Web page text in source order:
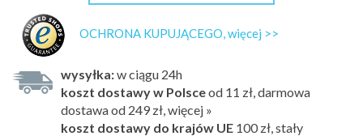
OCHRONA KUPUJĄCEGO, więcej >>
wysyłka:w ciągu 24h
koszt dostawy w Polsceod 11 zł, darmowa
dostawa od 249 zł, więcej »
koszt dostawy do krajów UE 100 zł,stały